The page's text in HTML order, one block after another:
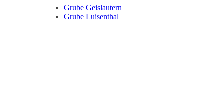
Grube Geislautern
Grube Luisenthal